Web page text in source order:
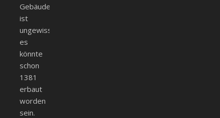
Gebäudes
ist
ungewiss,
es
könnte
schon
1381
erbaut
worden
sein.